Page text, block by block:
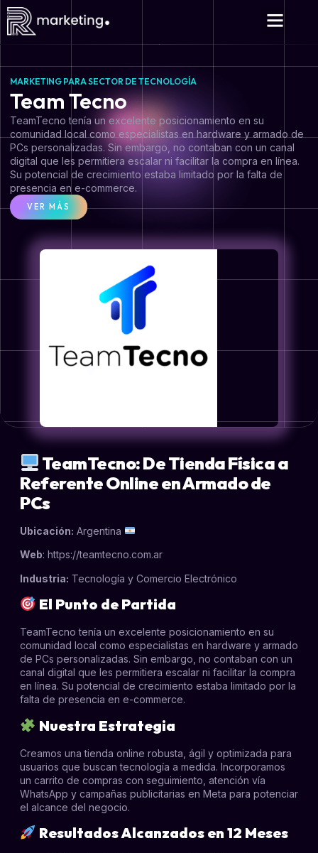
MARKETING PARA SECTOR DE TECNOLOGÍA
Team Tecno
TeamTecno tenía un excelente posicionamiento en su
comunidad local como especialistas en hardware y armado de
PCs personalizadas. Sin embargo, no contaban con un canal
digital que les permitiera escalar ni facilitar la compra en línea.
Su potencial de crecimiento estaba limitado por la falta de
presencia en e-commerce.
VER MÁS
TeamTecno: De Tienda Física a
Referente Online en Armado de
PCs
Ubicación: Argentina
Web: https://teamtecno.com.ar
Industria: Tecnología y Comercio Electrónico
El Punto de Partida
TeamTecno tenía un excelente posicionamiento en su
comunidad local como especialistas en hardware y armado
de PCs personalizadas. Sin embargo, no contaban con un
canal digital que les permitiera escalar ni facilitar la compra
en línea. Su potencial de crecimiento estaba limitado por la
falta de presencia en e-commerce.
Nuestra Estrategia
Creamos una tienda online robusta, ágil y optimizada para
usuarios que buscan tecnología a medida. Incorporamos
un carrito de compras con seguimiento, atención vía
WhatsApp y campañas publicitarias en Meta para potenciar
el alcance del negocio.
Resultados Alcanzados en 12 Meses